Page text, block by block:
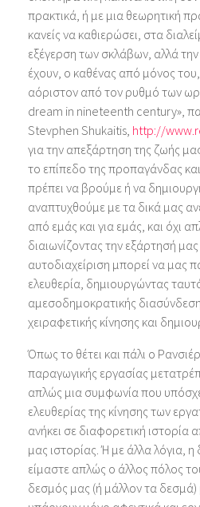
πρακτικά, ή με μια θεωρητική
κανείς να καθιερώσει, στα
εξέγερση των σκλάβων, αλλά
έχουν, ο καθένας από μόνος
αόριστον από τον ρυθμό των
dream in nineteenth century»,
Stevphen Shukaitis, http://
για την απεξάρτηση της ζωής
το επίπεδο της προπαγάνδας
πρέπει να βρούμε ή να
αναπτυχθούμε με τα δικά μας
από εμάς και για εμάς, και όχι
διαιωνίζοντας την εξάρτησή
αυτοδιαχείριση μπορεί να μας
ελευθερία, δημιουργώντας
αμεσοδημοκρατικής
χειραφετικής κίνησης και
Όπως το θέτει και πάλι ο
παραγωγικής εργασίας
απλώς μια συμφωνία που
ελευθερίας της κίνησης των
ανήκει σε διαφορετική ιστορία
μας ιστορίας. Ή με άλλα λόγια,
είμαστε απλώς ο άλλος πόλος
δεσμός μας (ή μάλλον τα δεσμά)